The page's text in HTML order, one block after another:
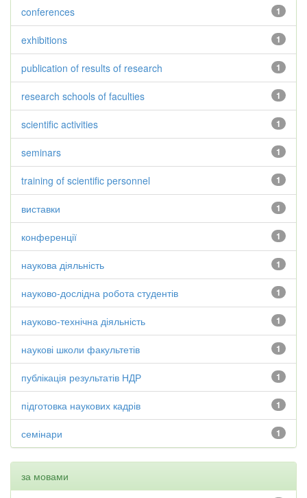
1
conferences
1
exhibitions
1
publication of results of research
1
research schools of faculties
1
scientific activities
1
seminars
1
training of scientific personnel
1
виставки
1
конференції
1
наукова діяльність
1
науково-дослідна робота студентів
1
науково-технічна діяльність
1
наукові школи факультетів
1
публікація результатів НДР
1
підготовка наукових кадрів
1
семінари
за мовами